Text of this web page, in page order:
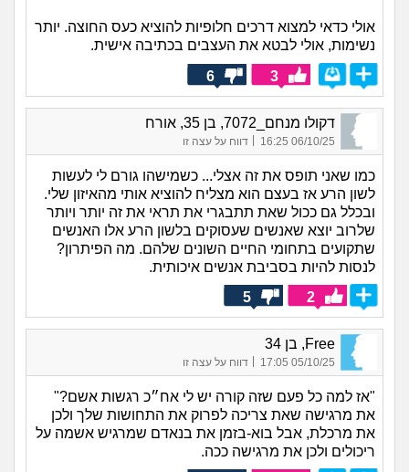
אולי כדאי למצוא דרכים חלופיות להוציא כעס החוצה. יותר
נשימות, אולי לבטא את העצבים בכתיבה אישית.
3
6
דקולו מנחם_7072, בן 35, אורח
06/10/25 16:25
| דווח על עצה זו
כמו שאני תופס את זה אצלי... כשמישהו גורם לי לעשות
לשון הרע אז בעצם הוא מצליח להוציא אותי מהאיזון שלי.
ובכלל גם ככול שאת תתבגרי את תראי את זה יותר ויותר
שלרוב יוצא שאנשים שעסוקים בלשון הרע אלו האנשים
שתקועים בתחומי החיים השונים שלהם. מה הפיתרון?
לנסות להיות בסביבת אנשים איכותית.
2
5
Free, בן 34
05/10/25 17:05
| דווח על עצה זו
"אז למה כל פעם שזה קורה יש לי אח״כ רגשות אשם?"
את מרגישה שאת צריכה לפרוק את התחושות שלך ולכן
את מרכלת, אבל בוא-בזמן את בנאדם שמרגיש אשמה על
ריכולים ולכן את מרגישה ככה.